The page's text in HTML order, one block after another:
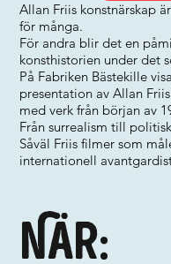
Allan Friis konstnärskap
för många.
För andra blir det en
konsthistorien under det
På Fabriken Bästekille
presentation av Allan
med verk från början av
Från surrealism till
Såväl Friis filmer som
internationell
När: